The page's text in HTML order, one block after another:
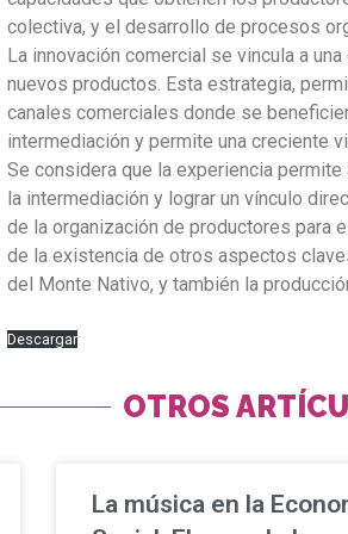
colectiva, y el desarrollo de procesos
La innovación comercial se vincula a
nuevos productos. Esta estrategia,
canales comerciales donde se
intermediación y permite una creciente
Se considera que la experiencia
la intermediación y lograr un vínculo
de la organización de productores para
de la existencia de otros aspectos
del Monte Nativo, y también la
Descargar
OTROS
La música en la